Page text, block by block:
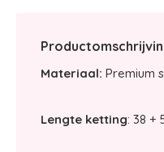
Materiaal: Premium
Lengte ketting: 38 +